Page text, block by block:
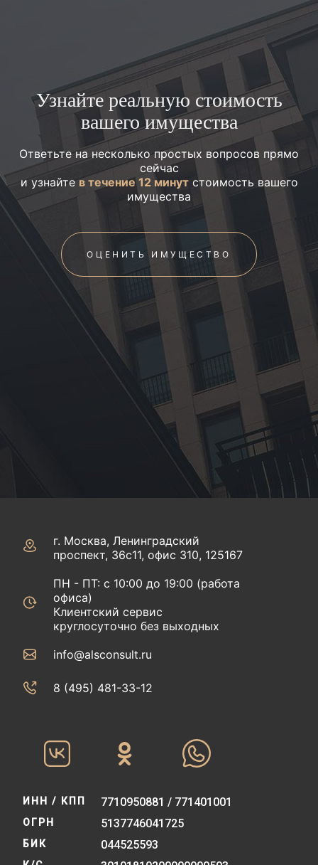
Узнайте реальную стоимость
вашего имущества
Ответьте на несколько простых вопросов прямо
сейчас
и узнайтев течение 12 минутстоимость вашего
имущества
ОЦЕНИТЬ ИМУЩЕСТВО
г. Москва, Ленинградский
проспект, 36с11, офис 310, 125167
ПН - ПТ: с 10:00 до 19:00 (работа
офиса)
Клиентский сервис
круглосуточно без выходных
info@alsconsult.ru
8 (495) 481-33-12‬‬
ИНН / КПП 7710950881 / 771401001
ОГРН 5137746041725
БИК 044525593